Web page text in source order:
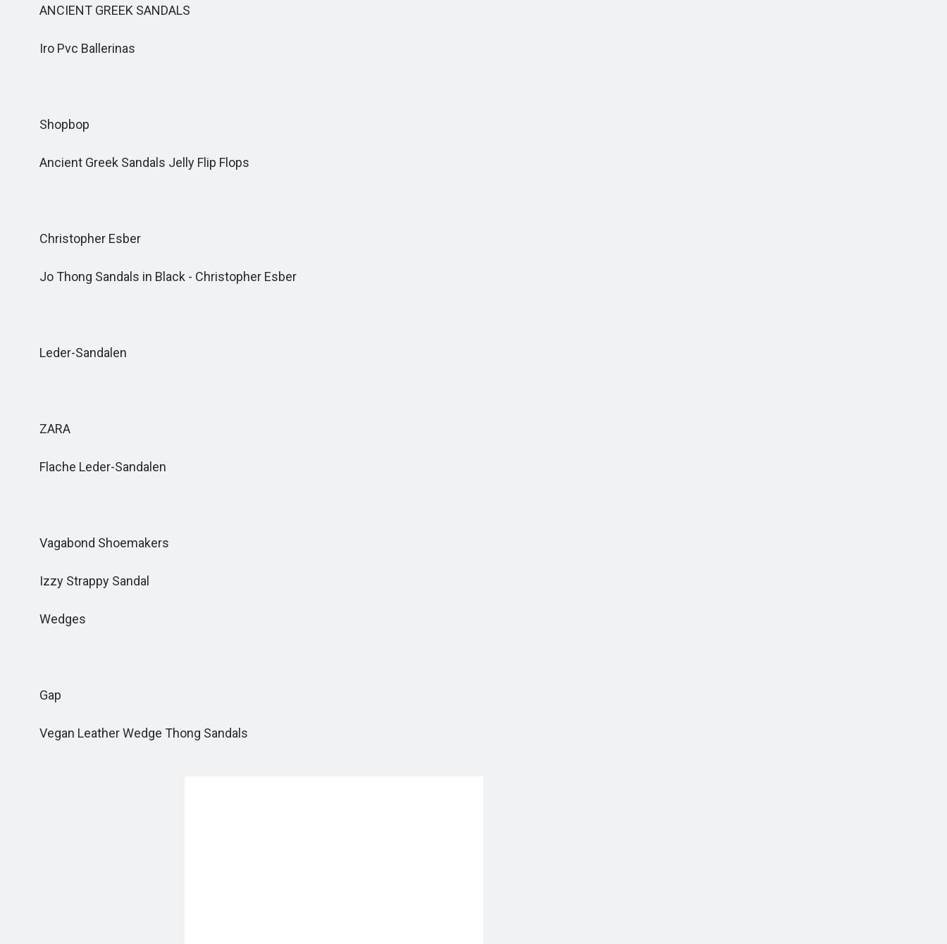
ANCIENT GREEK SANDALS
Iro Pvc Ballerinas
Shopbop
Ancient Greek Sandals Jelly Flip Flops
Christopher Esber
Jo Thong Sandals in Black - Christopher Esber
Leder-Sandalen
ZARA
Flache Leder-Sandalen
Vagabond Shoemakers
Izzy Strappy Sandal
Wedges
Gap
Vegan Leather Wedge Thong Sandals